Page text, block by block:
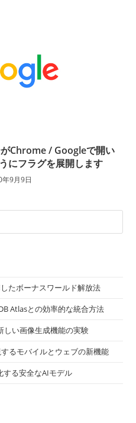
Chrome / Googleで開い
にフラグを展開します
9月9日
たボーナスワールド解放法
Atlasとの効率的な統合方法
しい画像生成機能の実験
るモバイルとウェブの新機能
する安全なAIモデル